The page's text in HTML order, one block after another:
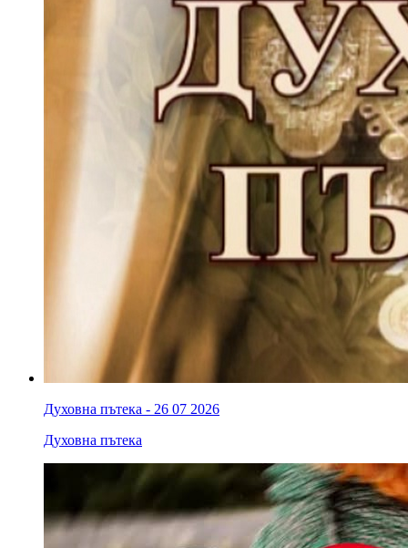
Духовна пътека - 26 07 2026
Духовна пътека